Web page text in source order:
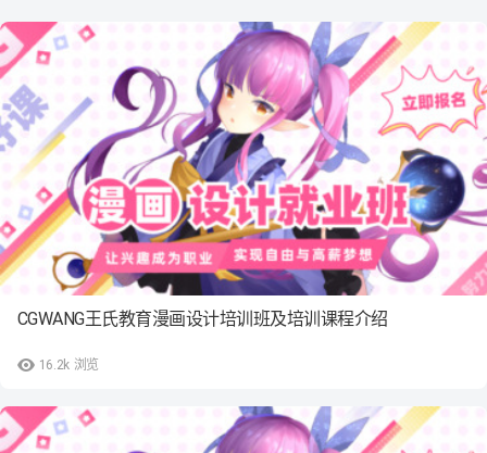
16.2k 浏览
CGWANG王氏教育漫画设计培训班及培训课程介绍